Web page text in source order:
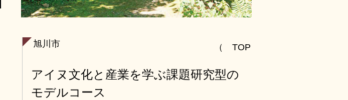
（ TOP
旭川市
アイヌ文化と産業を学ぶ課題研究型の
モデルコース